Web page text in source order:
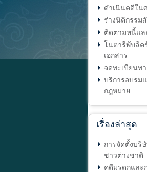
ดำเนินคดีใน
ร่างนิติกรรม
ติดตามหนี้แล
โนตารีพับลิค
เอกสาร
จดทะเบียนท
บริการอบรม
กฎหมาย
เรื่องล่าสุด
การจัดตั้งบริ
ชาวต่างชาติ
คดีมรดกและ